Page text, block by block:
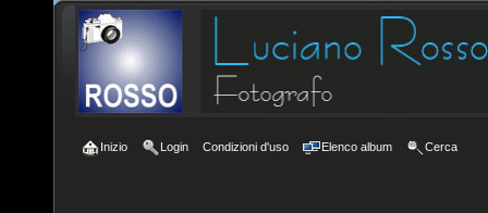
Inizio Login Condizioni d'uso Elenco album Cerca